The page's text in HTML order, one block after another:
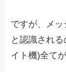
ですが、メ
と認識され
イト機)全て